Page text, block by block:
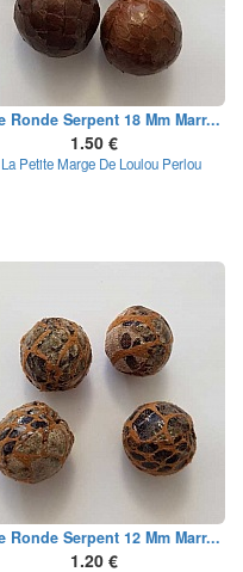
Ronde Serpent 18 Mm Marr...
1.50 €
Petite Marge De Loulou Perlou
Ronde Serpent 12 Mm Marr...
1.20 €